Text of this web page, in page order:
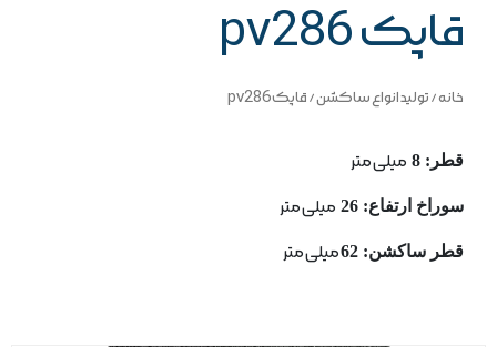
قاپک pv286
خانه/تولید انواع ساکشن/ قاپک pv286
قطر: 8 میلی متر
سوراخ ارتفاع: 26 میلی متر
قطر ساكشن: 62 میلی متر